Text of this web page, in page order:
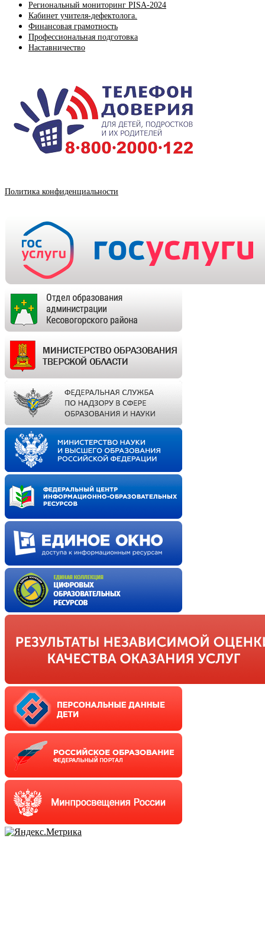
Региональный мониторинг PISA-2024
Кабинет учителя-дефектолога.
Финансовая грамотность
Профессиональная подготовка
Наставничество
Политика конфиденциальности